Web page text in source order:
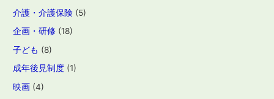
介護・介護保険 (5)
企画・研修 (18)
子ども (8)
成年後見制度 (1)
映画 (4)